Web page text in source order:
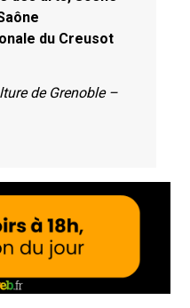
du Creusot
de Grenoble –